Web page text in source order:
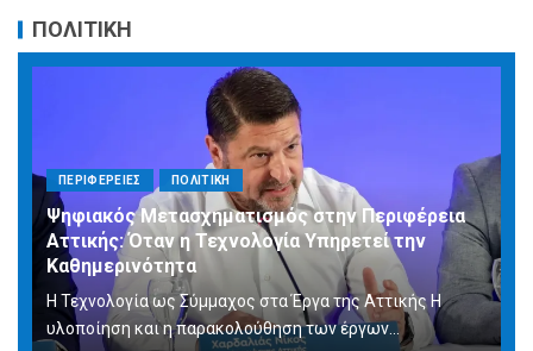
ΠΟΛΙΤΙΚΗ
ΠΕΡΙΦΕΡΕΙΕΣ ΠΟΛΙΤΙΚΗ
Ψηφιακός Μετασχηματισμός στην Περιφέρεια
Αττικής: Όταν η Τεχνολογία Υπηρετεί την
Καθημερινότητα
Η Τεχνολογία ως Σύμμαχος στα Έργα της Αττικής Η
υλοποίηση και η παρακολούθηση των έργων...